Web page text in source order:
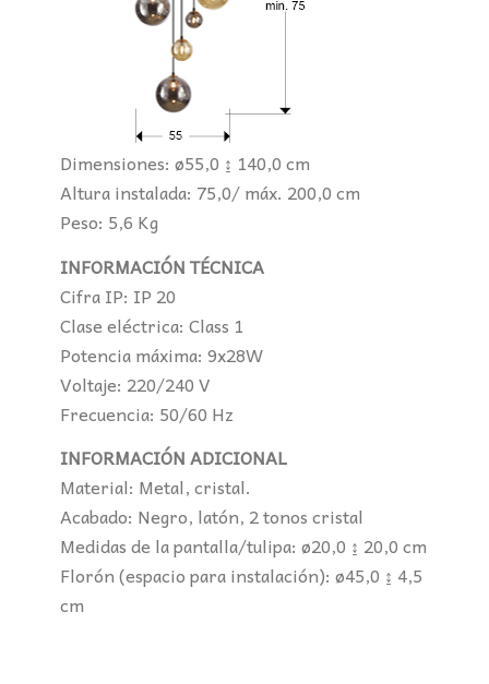
Dimensiones: ø55,0 ↨ 140,0 cm
Altura instalada: 75,0/ máx. 200,0 cm
Peso: 5,6 Kg
INFORMACIÓN TÉCNICA
Cifra IP: IP 20
Clase eléctrica: Class 1
Potencia máxima: 9x28W
Voltaje: 220/240 V
Frecuencia: 50/60 Hz
INFORMACIÓN ADICIONAL
Material: Metal, cristal.
Acabado: Negro, latón, 2 tonos cristal
Medidas de la pantalla/tulipa: ø20,0 ↨ 20,0 cm
Florón (espacio para instalación): ø45,0 ↨ 4,5
cm